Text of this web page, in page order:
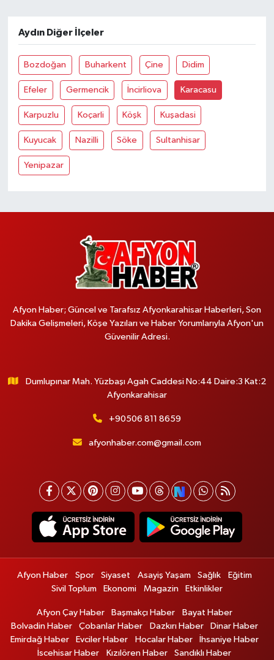
Aydın Diğer İlçeler
Bozdoğan Buharkent Çine Didim
Efeler Germencik İncirliova Karacasu
Karpuzlu Koçarli Köşk Kuşadasi
Kuyucak Nazilli Söke Sultanhisar
Yenipazar
Afyon Haber; Güncel ve Tarafsız Afyonkarahisar Haberleri, Son
Dakika Gelişmeleri, Köşe Yazıları ve Haber Yorumlarıyla Afyon'un
Güvenilir Adresi.
Dumlupınar Mah. Yüzbaşı Agah Caddesi No:44 Daire:3 Kat:2
Afyonkarahisar
+90506 811 8659
afyonhaber.com@gmail.com
Afyon Haber Spor Siyaset Asayiş Yaşam Sağlık
Eğitim
Sivil Toplum
Ekonomi Magazin Etkinlikler
Afyon Çay Haber Başmakçı Haber
Bayat Haber
Bolvadin Haber
Çobanlar Haber Dazkırı Haber
Dinar Haber
Emirdağ Haber
Evciler Haber Hocalar Haber
İhsaniye Haber
İscehisar Haber
Kızılören Haber Sandıklı Haber